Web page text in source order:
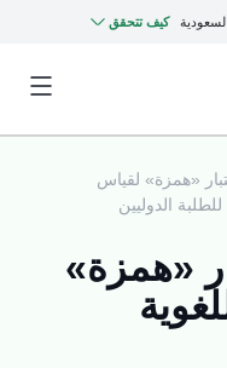
كيف تتحقق
«همزة» لقياس
للطلبة الدوليين
«همزة»